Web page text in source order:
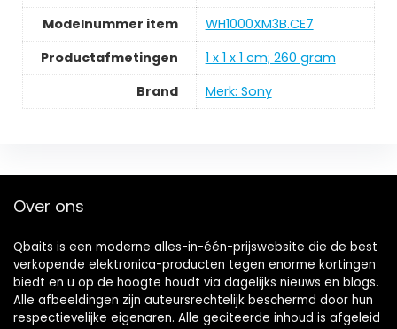
Modelnummer item
WH1000XM3B.CE7
Productafmetingen
1 x 1 x 1 cm; 260 gram
Brand
Merk: Sony
Over ons
Qbaits is een moderne alles-in-één-prijswebsite die de best
verkopende elektronica-producten tegen enorme kortingen
biedt en u op de hoogte houdt via dagelijks nieuws en blogs.
Alle afbeeldingen zijn auteursrechtelijk beschermd door hun
respectievelijke eigenaren. Alle geciteerde inhoud is afgeleid